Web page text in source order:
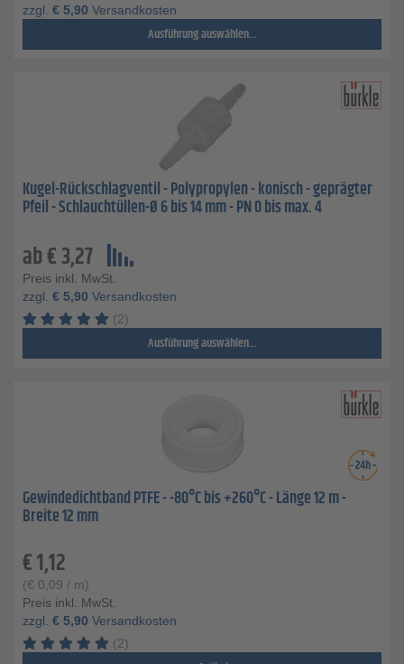
zzgl. € 5,90 Versandkosten
Ausführung auswählen...
Kugel-Rückschlagventil - Polypropylen - konisch - geprägter
Pfeil - Schlauchtüllen-Ø 6 bis 14 mm - PN 0 bis max. 4
ab€3,27
Preis inkl. MwSt.
zzgl. € 5,90 Versandkosten
(2)
Ausführung auswählen...
Gewindedichtband PTFE - -80°C bis +260°C - Länge 12 m -
Breite 12 mm
€1,12
(€ 0,09 / m)
Preis inkl. MwSt.
zzgl. € 5,90 Versandkosten
(2)